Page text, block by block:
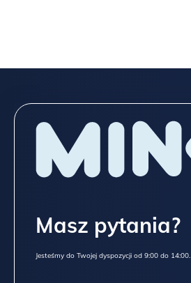
Masz pytania?
Jesteśmy do Twojej dyspozycji od 9:00 do 14:00.